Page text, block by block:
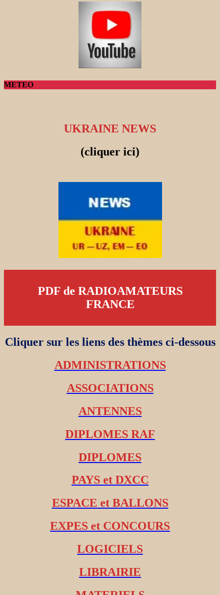
METEO
UKRAINE NEWS
(cliquer ici)
PDF de RADIOAMATEURS
FRANCE
Cliquer sur les liens des thèmes ci-dessous
ADMINISTRATIONS
ASSOCIATIONS
ANTENNES
DIPLOMES RAF
DIPLOMES
PAYS et DXCC
ESPACE et BALLONS
EXPES et CONCOURS
LOGICIELS
LIBRAIRIE